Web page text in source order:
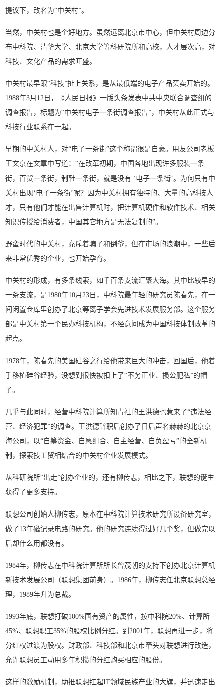
提议下，改名为“中关村”。
当然，中关村也是个好地方。虽然远离北京市中心，但中关村周边分
布中科院、清华大学、北京大学等科研院所和高校，人才层次高，对
科技、文化产品的需求旺盛。
中关村最早跟“科技”扯上关系，是从最低端的电子产品买卖开始的。
1988年3月12日，《人民日报》一版头条发表中共中央联合调查组的
调查报告，标题为“中关村电子一条街调查报告”，中关村从此正式与
科技行业联系在一起。
早期的中关村人，对“电子一条街”这个称谓很是自豪。用友公司老板
王文京在文章中写道：“在改革初期，中国各地出现许多服装一条
街，百货一条街，制鞋一条街，就是没有 ‘电子一条街’。为何只有中
关村出现‘电子一条街’呢？因为中关村拥有独特的、大量的高科技人
才，只有他们才能在出售计算机时，把计算机硬件和软件技术、相关
知识传授给消费者，中国其它地方是无法复制的”。
野蛮时代的中关村，充斥着骗子和倒爷，但在市场的浪潮中，一些后
来非常优秀的企业，也开始孕育。
中关村的形成，有多条线索，如千百条支流汇聚大海。其中比较早的
一条支流，是1980年10月23日，中科院最年轻的研究员陈春先，在一
间闲置仓库里创办了北京等离子学会先进技术发展服务部。这个服务
部是中关村第一个民办科技机构，不经意间成为中国科技体制改革的
起点。
1978年，陈春先的美国硅谷之行给他带来巨大的冲击，回国后，他着
手移植硅谷经验，没想到很快被扣上了“不务正业、损公肥私”的帽
子。
几乎与此同时，经营中科院计算所知青社的王洪德也惹来了“违法经
营、经济犯罪”的调查。王洪德辞职后创办了日后声名赫赫的北京京
海公司，以“自筹资金、自愿组合、自主经营、自负盈亏”的全新机
制，探索技工贸相结合的中关村企业发展模式。
从科研院所“出走”创办企业的，还有柳传志，相比之下，联想的诞生
获得了更多支持。
联想公司创始人柳传志，原本在中科院计算技术研究所设备研究室，
做了13年磁记录电路的研究。他的研究连续得过好几个奖，但做完以
后却什么用都没有。
1984年，柳传志在中科院计算所所长曾茂朝的支持下创办北京计算机
新技术发展公司（联想集团前身）。1986年，柳传志任北京联想总经
理，1989年升为总裁。
1993年底，联想打破100%国有资产的属性，按中科院20%、计算所
45%、联想职工35%的股权比例分红。到2001年，联想再进一步，将
分红权过渡为股权。财政部、科技部和北京市牵头对联想进行改造，
允许联想员工动用多年积攒的分红购买相应的股份。
这样的激励机制，助推联想扛起IT领域民族产业的大旗，并迅速走出